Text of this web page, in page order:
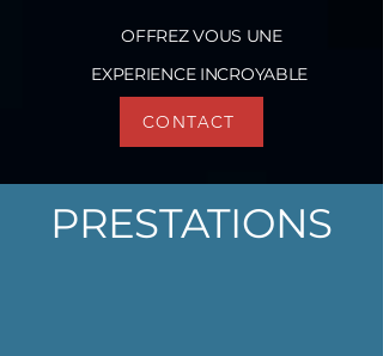
OFFREZ VOUS UNE
EXPERIENCE INCROYABLE
CONTACT
PRESTATIONS